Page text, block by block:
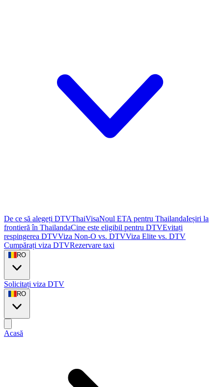
De ce să alegeți DTVThaiVisaNoul ETA pentru ThailandaIeșiri la
frontieră în ThailandaCine este eligibil pentru DTVEvitați
respingerea DTVViza Non-O vs. DTVViza Elite vs. DTV
Cumpărați viza DTVRezervare taxi
RO
Solicitați viza DTV
RO
Acasă